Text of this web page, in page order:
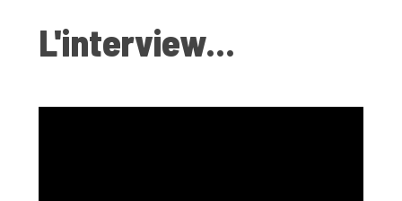
L'interview...